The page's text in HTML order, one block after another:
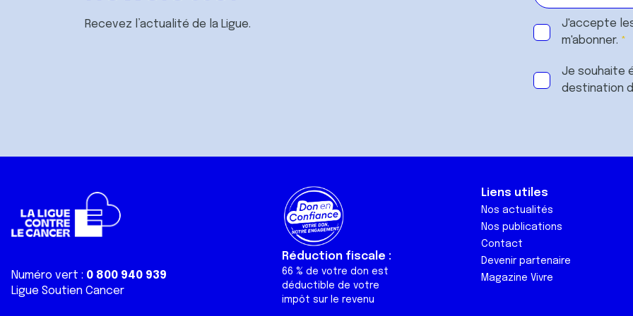
Recevez l’actualité de la Ligue. J'accepte
m'abonner.
Je souhaite
destination
Numéro vert : 0 800 940 939
Ligue Soutien Cancer
Réduction fiscale :
66 % de votre don est
déductible de votre
impôt sur le revenu
Liens utiles
Nos actualités
Nos publications
Contact
Devenir partenaire
Magazine Vivre